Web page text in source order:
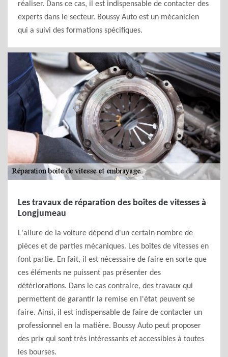
réaliser. Dans ce cas, il est indispensable de contacter des
experts dans le secteur. Boussy Auto est un mécanicien
qui a suivi des formations spécifiques.
Les travaux de réparation des boîtes de vitesses à
Longjumeau
L'allure de la voiture dépend d'un certain nombre de
pièces et de parties mécaniques. Les boîtes de vitesses en
font partie. En fait, il est nécessaire de faire en sorte que
ces éléments ne puissent pas présenter des
détériorations. Dans le cas contraire, des travaux qui
permettent de garantir la remise en l'état peuvent se
faire. Ainsi, il est indispensable de faire de contacter un
professionnel en la matière. Boussy Auto peut proposer
des prix qui sont très intéressants et accessibles à toutes
les bourses.